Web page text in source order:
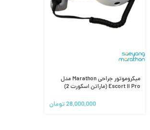
میکروموتور جراحی Marathon مدل
Escort II Pro (ماراتن اسکورت 2)
28,000,000تومان